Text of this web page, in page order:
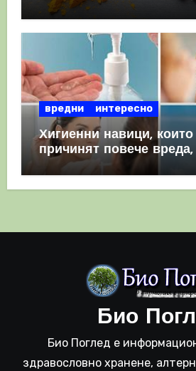
комбинация
вредни интересно
Хигиенни навици,
причинят повече вреда,
полза
Био
Био Поглед е
здравословно хранене,